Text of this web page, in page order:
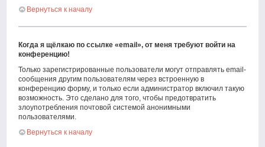
Вернуться к началу
Когда я щёлкаю по ссылке «email», от меня требуют войти на
конференцию!
Только зарегистрированные пользователи могут отправлять email-
сообщения другим пользователям через встроенную в
конференцию форму, и только если администратор включил такую
возможность. Это сделано для того, чтобы предотвратить
злоупотребления почтовой системой анонимными
пользователями.
Вернуться к началу